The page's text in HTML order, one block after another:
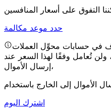
حدد موعد مكالمة
في حسابات محوِّل العملات
ولن تُعامل وفقًا لهذا السعر عند
إرسال الأموال،
اشترك اليوم